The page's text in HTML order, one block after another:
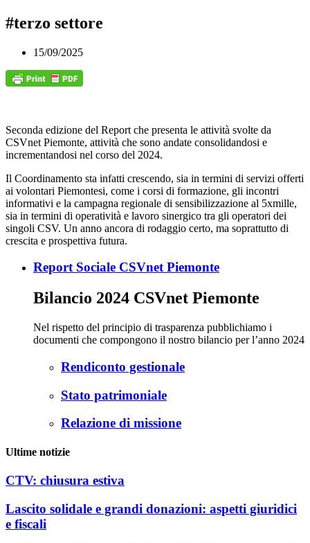
#terzo settore
15/09/2025
Seconda edizione del Report che presenta le attività svolte da
CSVnet Piemonte, attività che sono andate consolidandosi e
incrementandosi nel corso del 2024.
Il Coordinamento sta infatti crescendo, sia in termini di servizi offerti
ai volontari Piemontesi, come i corsi di formazione, gli incontri
informativi e la campagna regionale di sensibilizzazione al 5xmille,
sia in termini di operatività e lavoro sinergico tra gli operatori dei
singoli CSV. Un anno ancora di rodaggio certo, ma soprattutto di
crescita e prospettiva futura.
Report Sociale CSVnet Piemonte
Bilancio 2024 CSVnet Piemonte
Nel rispetto del principio di trasparenza pubblichiamo i
documenti che compongono il nostro bilancio per l’anno 2024
Rendiconto gestionale
Stato patrimoniale
Relazione di missione
Ultime notizie
CTV: chiusura estiva
Lascito solidale e grandi donazioni: aspetti giuridici
e fiscali